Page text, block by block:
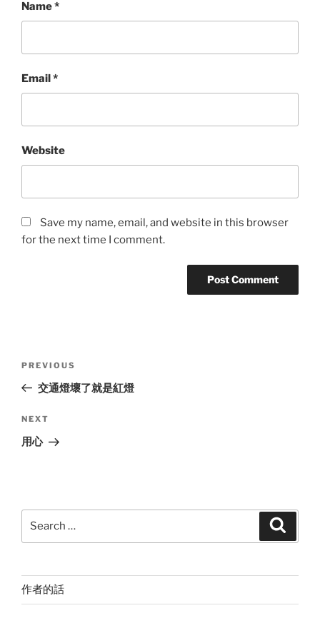
Name*
Email*
Website
Save my name, email, and website in this browser
for the next time I comment.
Previous
Post
PREVIOUS
交通燈壞了就是紅燈
Next
Post
NEXT
用心
作者的話